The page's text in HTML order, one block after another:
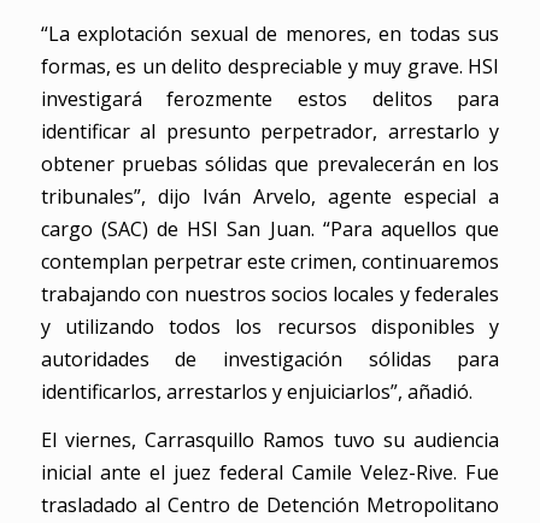
“La explotación sexual de menores, en todas sus
formas, es un delito despreciable y muy grave. HSI
investigará ferozmente estos delitos para
identificar al presunto perpetrador, arrestarlo y
obtener pruebas sólidas que prevalecerán en los
tribunales”, dijo Iván Arvelo, agente especial a
cargo (SAC) de HSI San Juan. “Para aquellos que
contemplan perpetrar este crimen, continuaremos
trabajando con nuestros socios locales y federales
y utilizando todos los recursos disponibles y
autoridades de investigación sólidas para
identificarlos, arrestarlos y enjuiciarlos”, añadió.
El viernes, Carrasquillo Ramos tuvo su audiencia
inicial ante el juez federal Camile Velez-Rive. Fue
trasladado al Centro de Detención Metropolitano